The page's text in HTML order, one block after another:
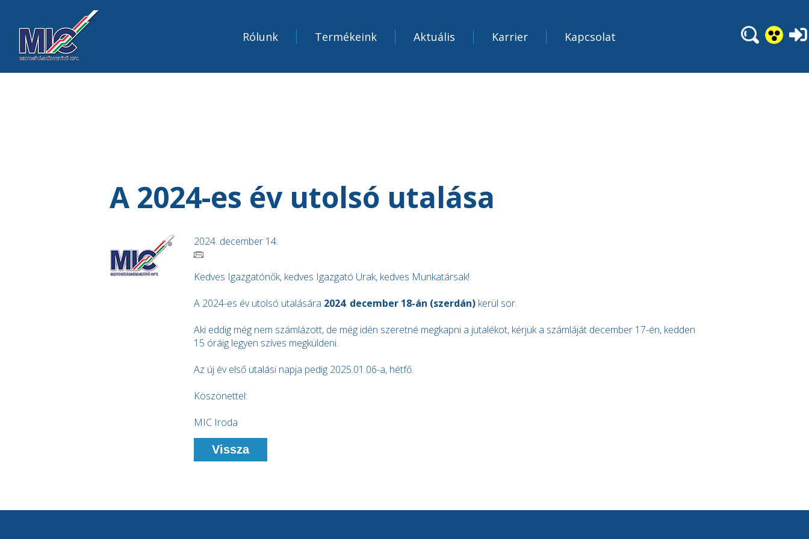
Rólunk Termékeink Aktuális Karrier Kapcsolat
A 2024-es év utolsó utalása
2024. december 14.
Kedves Igazgatónők, kedves Igazgató Urak, kedves Munkatársak!
A 2024-es év utolsó utalására 2024. december 18-án (szerdán) kerül sor.
Aki eddig még nem számlázott, de még idén szeretné megkapni a jutalékot, kérjük a számláját december 17-én, kedden
15 óráig legyen szíves megküldeni.
Az új év első utalási napja pedig 2025.01.06-a, hétfő.
Köszönettel:
MIC Iroda
Vissza